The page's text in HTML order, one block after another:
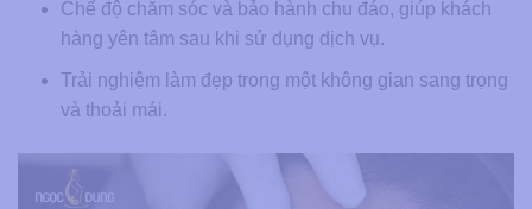
Chế độ chăm sóc và bảo hành chu đáo, giúp khách
hàng yên tâm sau khi sử dụng dịch vụ.
Trải nghiệm làm đẹp trong một không gian sang trọng
và thoải mái.